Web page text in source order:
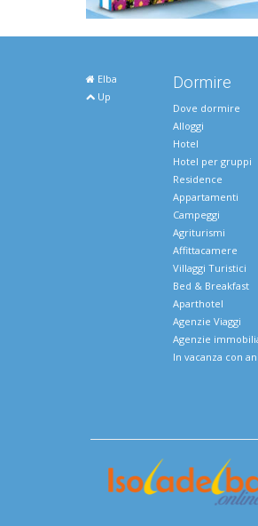
Elba
Up
Dormire
Dove dormire
Alloggi
Hotel
Hotel per gruppi
Residence
Appartamenti
Campeggi
Agriturismi
Affittacamere
Villaggi Turistici
Bed & Breakfast
Aparthotel
Agenzie Viaggi
Agenzie
In vacanza con